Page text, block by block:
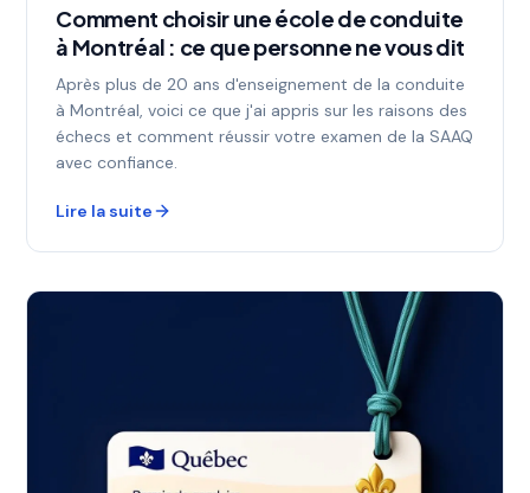
Comment choisir une école de conduite
à Montréal : ce que personne ne vous dit
Après plus de 20 ans d'enseignement de la conduite
à Montréal, voici ce que j'ai appris sur les raisons des
échecs et comment réussir votre examen de la SAAQ
avec confiance.
Lire la suite